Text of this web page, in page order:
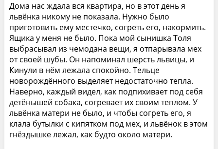
Дома нас ждала вся квартира, но в этот день я
львёнка никому не показала. Нужно было
приготовить ему местечко, согреть его, накормить.
Ящика у меня не было. Пока мой сынишка Толя
выбрасывал из чемодана вещи, я отпарывала мех
от своей шубы. Он напоминал шерсть львицы, и
Кинули в нём лежала спокойно. Тельце
новорождённого выделяет недостаточно тепла.
Наверно, каждый видел, как подпихивает под себя
детёнышей собака, согревает их своим теплом. У
львёнка матери не было, и чтобы согреть его, я
клала бутылки с кипятком под мех, и львёнок в этом
гнёздышке лежал, как будто около матери.